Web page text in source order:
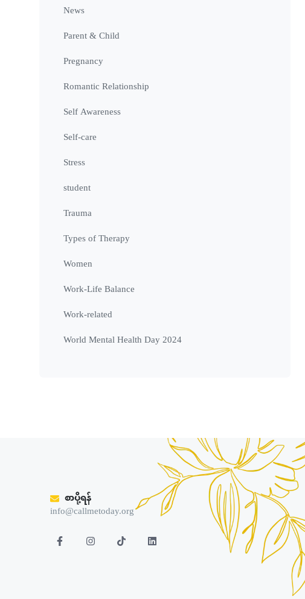
News
Parent & Child
Pregnancy
Romantic Relationship
Self Awareness
Self-care
Stress
student
Trauma
Types of Therapy
Women
Work-Life Balance
Work-related
World Mental Health Day 2024
စာပို့ရန်
info@callmetoday.org